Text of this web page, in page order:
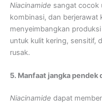
Niacinamide sangat cocok
kombinasi, dan berjerawat
menyeimbangkan
untuk kulit kering, sensitif,
rusak.
5. Manfaat jangka pendek
Niacinamide dapat